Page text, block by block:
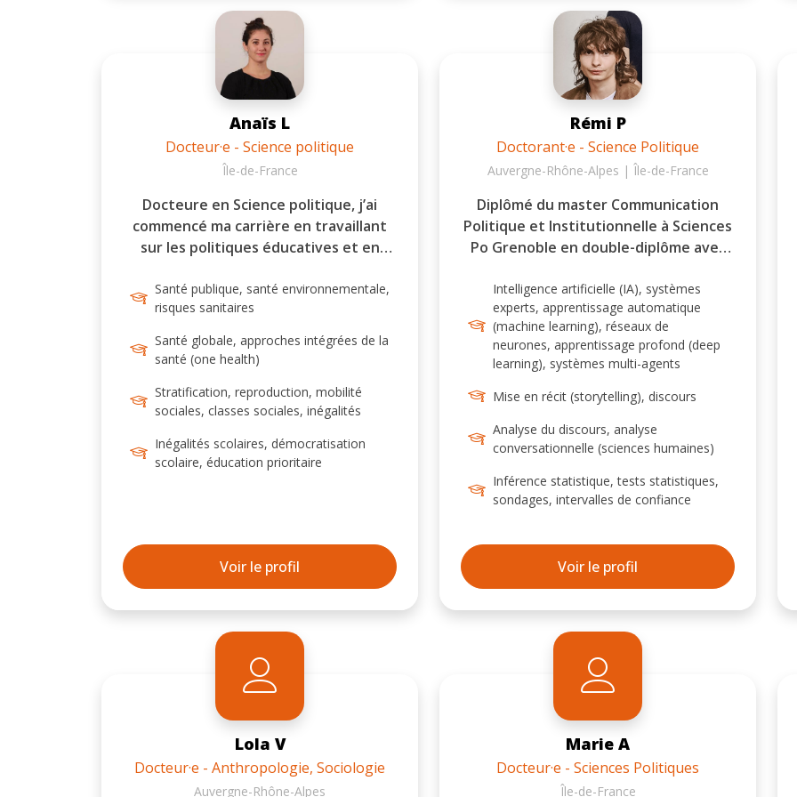
les acteurs étudiés. Je suis également
en mesure de réaliser des traitements
statistiques et cartographiques
simples et de gérer d'importantes
bases de données. Enfin, la
vulgarisation et la valorisation des
résultats entrent aussi dans mon
champ de compétences.
Anaïs L
Docteur·e - Science politique
Île-de-France
Docteure en Science politique, j’ai
commencé ma carrière en travaillant
sur les politiques éducatives et en
maintenant plus de 10 ans que je
travaille avec des institutions, des
collectivités, des acteurs associatifs
pour accompagner la mise en place de
l’éducation, de la santé globale, des
affaires sociales.
Santé publique, santé environnementale,
risques sanitaires
Santé globale, approches intégrées de la
santé (one health)
Stratification, reproduction, mobilité
sociales, classes sociales, inégalités
Inégalités scolaires, démocratisation
scolaire, éducation prioritaire
Voir le profil
Rémi P
Doctorant·e - Science Politique
Auvergne-Rhône-Alpes | Île-de-France
Diplômé du master Communication
Politique et Institutionnelle à Sciences
Po Grenoble en double-diplôme avec
dans le Master 102 - Marketing et
Stratégie - Conseil et Recherche à
Paris Dauphine et dans le DU RIM 2 de
PSL. Je suis actuellement doctorant
contractuel (MESRI) auprès du
laboratoire PACTE sous la co-direction
Grenoble, PACTE) et Tinette
Schnatterer (Sciences Po Bordeaux,
CED). Je travaille sur les promesses
électorales dans les discours des
méthodes NLP (traitement
automatique du langage naturel,
analyse textuelle assistée par IA).
Intelligence artificielle (IA), systèmes
experts, apprentissage automatique
(machine learning), réseaux de
neurones, apprentissage profond (deep
learning), systèmes multi-agents
Mise en récit (storytelling), discours
Analyse du discours, analyse
conversationnelle (sciences humaines)
Inférence statistique, tests statistiques,
sondages, intervalles de confiance
Voir le profil
Lola V
Docteur·e - Anthropologie, Sociologie
Auvergne-Rhône-Alpes
Marie A
Docteur·e - Sciences Politiques
Île-de-France